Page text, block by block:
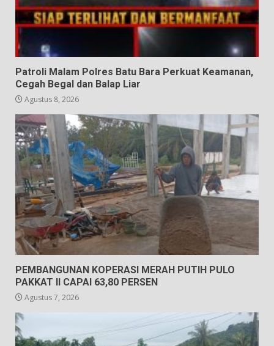
Patroli Malam Polres Batu Bara Perkuat Keamanan,
Cegah Begal dan Balap Liar
Agustus 8, 2026
PEMBANGUNAN KOPERASI MERAH PUTIH PULO
PAKKAT II CAPAI 63,80 PERSEN
Agustus 7, 2026